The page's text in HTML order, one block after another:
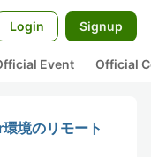
Login Signup
Event Official
境のリモート